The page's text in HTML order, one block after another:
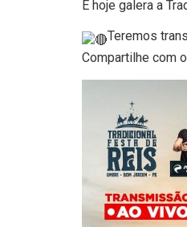
É hoje galera a
Teremos
Compartilhe com